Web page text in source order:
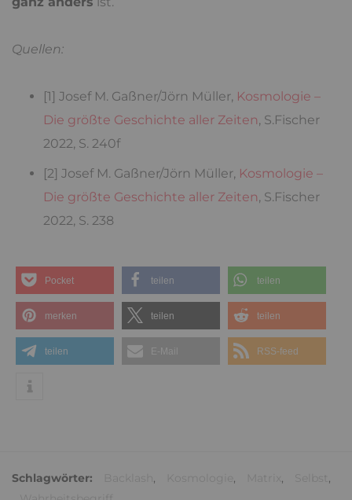
Quellen:
[1] Josef M. Gaßner/Jörn Müller, Kosmologie –
Die größte Geschichte aller Zeiten, S.Fischer
2022, S. 240f
[2] Josef M. Gaßner/Jörn Müller, Kosmologie –
Die größte Geschichte aller Zeiten, S.Fischer
2022, S. 238
Pocket teilen teilen
merken teilen teilen
teilen E-Mail RSS-feed
Schlagwörter: